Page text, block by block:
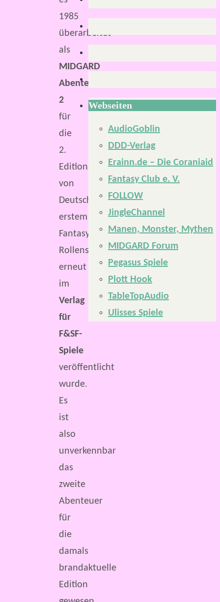
1985
überarbeitet
als
MIDGARD
Abenteuer
2
für
die
2.
Edition
von
Deutschlands
erstem
Fantasy-
Rollenspiel
erneut
im
Verlag
für
F&SF-
Spiele
veröffentlicht
wurde.
Es
ist
also
unverkennbar
das
zweite
Abenteuer
für
die
damals
brandaktuelle
Edition
Webseiten
AudioGoblin
DDD-Verlag
Erainn.de – Die Coraniaid
Fantasy Club e. V.
FOLLOW
JingleChannel
Manen, Monster, Mythen
MIDGARD Forum
Pegasus Spiele
Plott Hook
TableTopAudio
Ulisses Spiele